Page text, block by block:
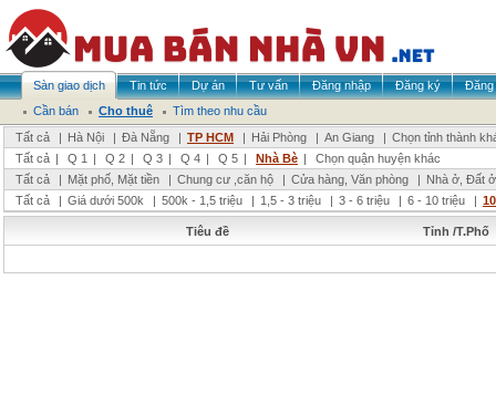
Sàn giao dịch Tin tức Dự án Tư vấn Đăng nhập Đăng ký
Đăng
Cần bán
Cho thuê
Tìm theo nhu cầu
Tất cả
| Hà Nội | Đà Nẵng | TP HCM | Hải Phòng | An Giang | Chọn tỉnh thành
Tất cả | Q 1 | Q 2 | Q 3 | Q 4 | Q 5 | Nhà Bè |
Chọn quận huyện khác
Tất cả
| Mặt phố, Mặt tiền | Chung cư ,căn hộ | Cửa hàng, Văn phòng | Nhà ở, Đất ở
Tất cả
| Giá dưới 500k | 500k - 1,5 triệu | 1,5 - 3 triệu | 3 - 6 triệu | 6 - 10 triệu |
Tiêu đề Tỉnh /T.Phố